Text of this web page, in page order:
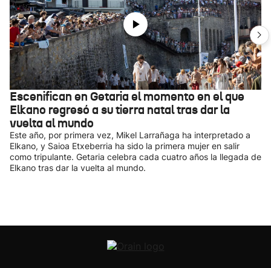
Escenifican en Getaria el momento en el que
Elkano regresó a su tierra natal tras dar la
vuelta al mundo
Este año, por primera vez, Mikel Larrañaga ha interpretado a
Elkano, y Saioa Etxeberria ha sido la primera mujer en salir
como tripulante. Getaria celebra cada cuatro años la llegada de
Elkano tras dar la vuelta al mundo.